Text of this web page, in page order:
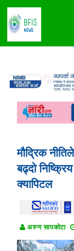
मौद्रिक
बढ्दो
क्यापिटल
अरुण सापकोटा